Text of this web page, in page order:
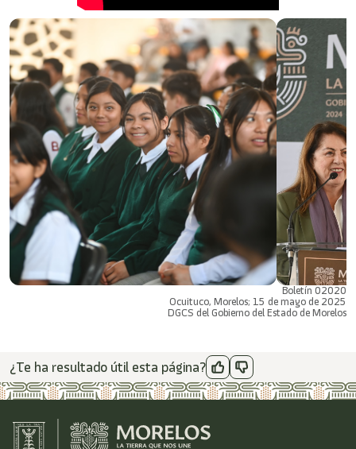
Boletín 02020
Ocuituco, Morelos; 15 de mayo de 2025
DGCS del Gobierno del Estado de Morelos
¿Te ha resultado útil esta página?